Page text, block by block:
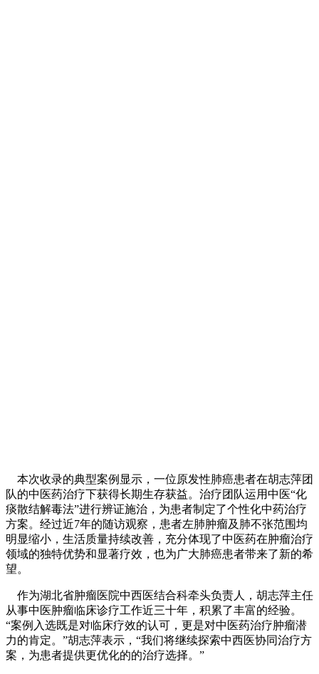
本次收录的典型案例显示，一位原发性肺癌患者在胡志萍团
队的中医药治疗下获得长期生存获益。治疗团队运用中医“化
痰散结解毒法”进行辨证施治，为患者制定了个性化中药治疗
方案。经过近7年的随访观察，患者左肺肿瘤及肺不张范围均
明显缩小，生活质量持续改善，充分体现了中医药在肿瘤治疗
领域的独特优势和显著疗效，也为广大肺癌患者带来了新的希
望。
作为湖北省肿瘤医院中西医结合科牵头负责人，胡志萍主任
从事中医肿瘤临床诊疗工作近三十年，积累了丰富的经验。
“案例入选既是对临床疗效的认可，更是对中医药治疗肿瘤潜
力的肯定。”胡志萍表示，“我们将继续探索中西医协同治疗方
案，为患者提供更优化的的治疗选择。”